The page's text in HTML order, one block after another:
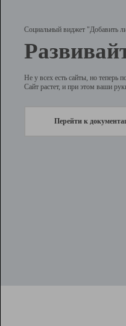
Социальный виджет "Добавить
Не у всех есть сайты, но теперь
Сайт растет, и при этом ваши
Перейти к